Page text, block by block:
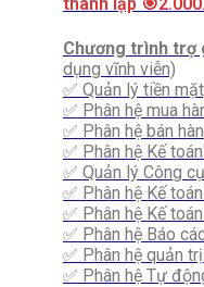
Chương trình trợ
dụng vĩnh viễn)
✅ Quản lý tiền
✅ Phân hệ mua
✅ Phân hệ bán
✅ Phân hệ Kế
✅ Quản lý Công
✅ Phân hệ Kế
✅ Phân hệ Kế
✅ Phân hệ Báo
✅ Phân hệ quản
✅ Phân hệ Tự